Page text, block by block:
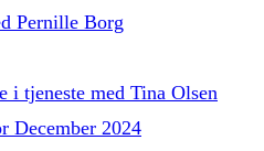
Pernille Borg
tjeneste med Tina Olsen
December 2024